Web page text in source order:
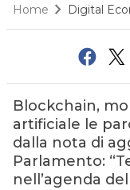
Home Digital
Blockchain,
artificiale le
dalla nota di
Parlamento:
nell’agenda